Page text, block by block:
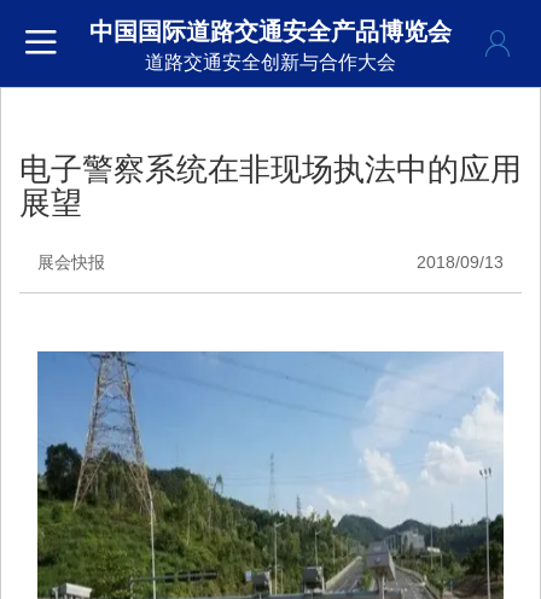
中国国际道路交通安全产品博览会
道路交通安全创新与合作大会
电子警察系统在非现场执法中的应用
展望
展会快报 2018/09/13